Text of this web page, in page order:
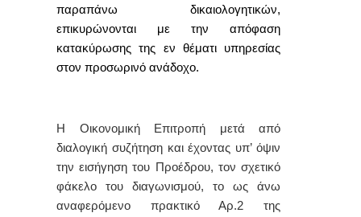
παραπάνω δικαιολογητικών,
επικυρώνονται με την απόφαση
κατακύρωσης της εν θέματι υπηρεσίας
στον προσωρινό ανάδοχο.
Η Οικονομική Επιτροπή μετά από
διαλογική συζήτηση και έχοντας υπ’ όψιν
την εισήγηση του Προέδρου, τον σχετικό
φάκελο του διαγωνισμού, το ως άνω
αναφερόμενο πρακτικό Αρ.2 της